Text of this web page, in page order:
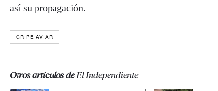
así su propagación.
GRIPE AVIAR
Otros artículos deEl Independiente